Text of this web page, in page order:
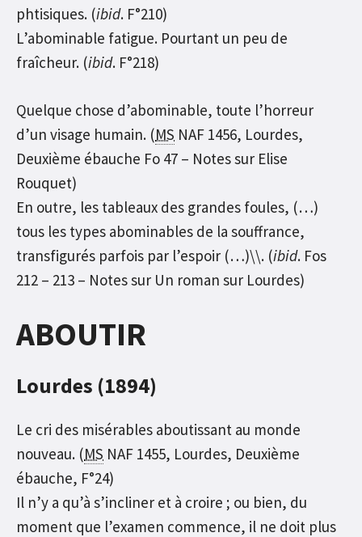
phtisiques. (ibid. F°210)
L’abominable fatigue. Pourtant un peu de
fraîcheur. (ibid. F°218)
Quelque chose d’abominable, toute l’horreur
d’un visage humain. (MS NAF 1456, Lourdes,
Deuxième ébauche Fo 47 – Notes sur Elise
Rouquet)
En outre, les tableaux des grandes foules, (…)
tous les types abominables de la souffrance,
transfigurés parfois par l’espoir (…)\\. (ibid. Fos
212 – 213 – Notes sur Un roman sur Lourdes)
ABOUTIR
Lourdes (1894)
Le cri des misérables aboutissant au monde
nouveau. (MS NAF 1455, Lourdes, Deuxième
ébauche, F°24)
Il n’y a qu’à s’incliner et à croire ; ou bien, du
moment que l’examen commence, il ne doit plus